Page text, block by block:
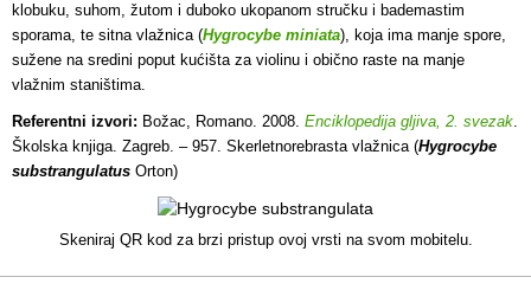
klobuku, suhom, žutom i duboko ukopanom stručku i bademastim
sporama, te sitna vlažnica (Hygrocybe miniata), koja ima manje spore,
sužene na sredini poput kućišta za violinu i obično raste na manje
vlažnim staništima.
Referentni izvori: Božac, Romano. 2008. Enciklopedija gljiva, 2. svezak.
Školska knjiga. Zagreb. – 957. Skerletnorebrasta vlažnica (Hygrocybe
substrangulatus Orton)
Skeniraj QR kod za brzi pristup ovoj vrsti na svom mobitelu.